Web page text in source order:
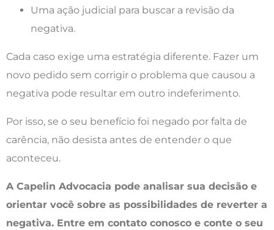
Uma ação judicial para buscar a revisão da
negativa.
Cada caso exige uma estratégia diferente. Fazer um
novo pedido sem corrigir o problema que causou a
negativa pode resultar em outro indeferimento.
Por isso, se o seu benefício foi negado por falta de
carência, não desista antes de entender o que
aconteceu.
A Capelin Advocacia pode analisar sua decisão e
orientar você sobre as possibilidades de reverter a
negativa. Entre em contato conosco e conte o seu